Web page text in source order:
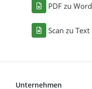
PDF zu Word
Scan zu Text
Unternehmen